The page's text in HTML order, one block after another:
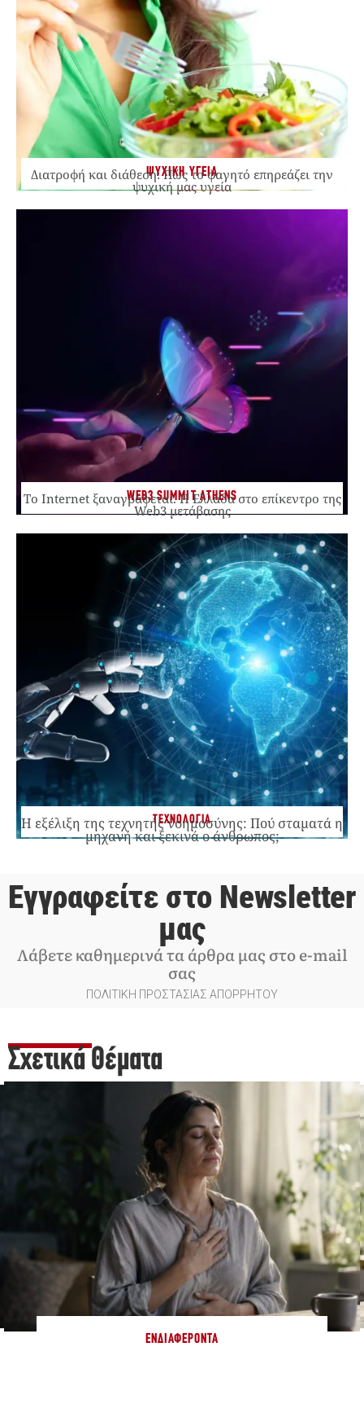
ΨΥΧΙΚΗ ΥΓΕΙΑ
Διατροφή και διάθεση: Πώς το φαγητό επηρεάζει την
ψυχική μας υγεία
WEB3 SUMMIT ATHENS
Το Internet ξαναγράφεται. Η Ελλάδα στο επίκεντρο της
Web3 μετάβασης
ΤΕΧΝΟΛΟΓΙΑ
Η εξέλιξη της τεχνητής νοημοσύνης: Πού σταματά η
μηχανή και ξεκινά ο άνθρωπος;
Εγγραφείτε στο Newsletter
μας
Λάβετε καθημερινά τα άρθρα μας στο e-mail
σας
ΠΟΛΙΤΙΚΗ ΠΡΟΣΤΑΣΙΑΣ ΑΠΟΡΡΗΤΟΥ
Σχετικά Θέματα
ΕΝΔΙΑΦΈΡΟΝΤΑ